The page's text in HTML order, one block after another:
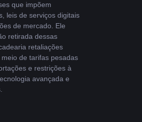
que impõem
leis de serviços digitais
de mercado. Ele
retirada dessas
retaliações
de tarifas pesadas
e restrições à
avançada e